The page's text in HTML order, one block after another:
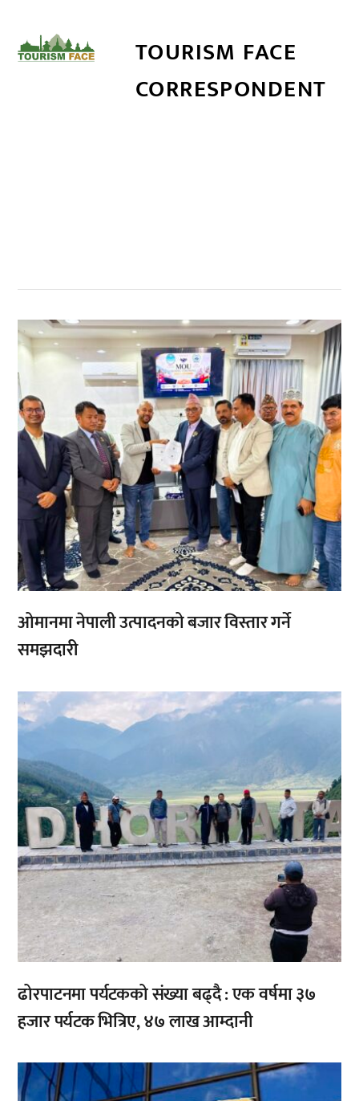
TOURISM FACE
CORRESPONDENT
,,
ओमानमा नेपाली उत्पादनको बजार विस्तार गर्ने
समझदारी
,,
ढोरपाटनमा पर्यटकको संख्या बढ्दै : एक वर्षमा ३७
हजार पर्यटक भित्रिए, ४७ लाख आम्दानी